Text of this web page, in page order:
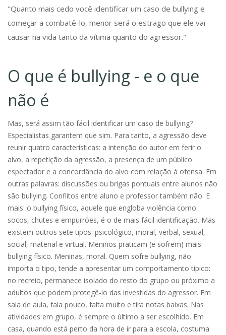
"Quanto mais cedo você identificar um caso de bullying e
começar a combatê-lo, menor será o estrago que ele vai
causar na vida tanto da vítima quanto do agressor."
O que é bullying - e o que
não é
Mas, será assim tão fácil identificar um caso de bullying?
Especialistas garantem que sim. Para tanto, a agressão deve
reunir quatro características: a intenção do autor em ferir o
alvo, a repetição da agressão, a presença de um público
espectador e a concordância do alvo com relação à ofensa. Em
outras palavras: discussões ou brigas pontuais entre alunos não
são bullying. Conflitos entre aluno e professor também não. E
mais: o bullying físico, aquele que engloba violência como
socos, chutes e empurrões, é o de mais fácil identificação. Mas
existem outros sete tipos: psicológico, moral, verbal, sexual,
social, material e virtual. Meninos praticam (e sofrem) mais
bullying físico. Meninas, moral. Quem sofre bullying, não
importa o tipo, tende a apresentar um comportamento típico:
no recreio, permanece isolado do resto do grupo ou próximo a
adultos que podem protegê-lo das investidas do agressor. Em
sala de aula, fala pouco, falta muito e tira notas baixas. Nas
atividades em grupo, é sempre o último a ser escolhido. Em
casa, quando está perto da hora de ir para a escola, costuma